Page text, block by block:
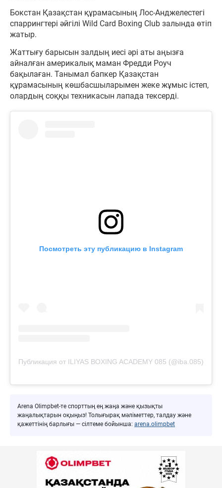
Бокстан Қазақстан құрамасының Лос-Анджелестегі
спаррингтері әйгілі Wild Card Boxing Club залында өтіп
жатыр.
Жаттығу барысын залдың иесі әрі аты аңызға
айналған америкалық маман Фредди Роуч
бақылаған. Танымал бапкер Қазақстан
құрамасының көшбасшыларымен жеке жұмыс істеп,
олардың соққы техникасын лапада тексерді.
Посмотреть эту публикацию в Instagram
Публикация от ILIYAS BOXING ACADEMY 085 (@iba.085)
Arena Olimpbet-те спорттың ең жаңа және қызықты
жаңалықтарын оқыңыз! Толығырақ мәліметтер, талдау және
қажеттінің барлығы — сілтеме бойынша: arena.olimpbet